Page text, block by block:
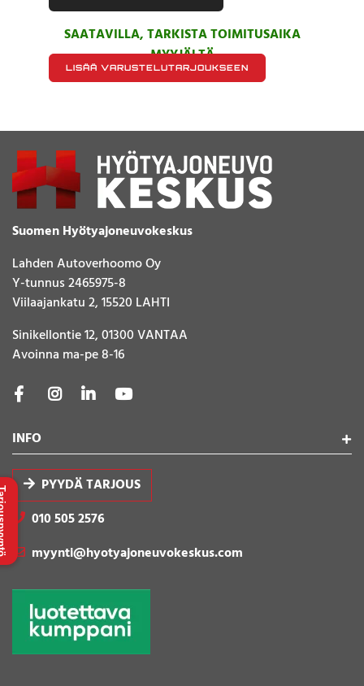
SAATAVILLA, TARKISTA TOIMITUSAIKA
MYYJÄLTÄ
LISÄÄ VARUSTELUTARJOUKSEEN
Suomen Hyötyajoneuvokeskus
Lahden Autoverhoomo Oy
Y-tunnus 2465975-8
Viilaajankatu 2, 15520 LAHTI
Sinikellontie 12, 01300 VANTAA
Avoinna ma-pe 8-16
INFO
PYYDÄ TARJOUS
010 505 2576
myynti@hyotyajoneuvokeskus.com